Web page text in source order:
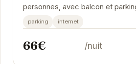
personnes, avec balcon et
charmante station d'Orcières
d'un...
parking internet
66€ /nuit